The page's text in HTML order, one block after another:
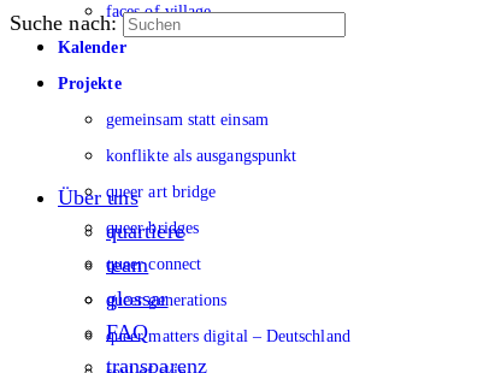
faces of village
Kalender
Projekte
gemeinsam statt einsam
konflikte als ausgangspunkt
queer art bridge
queer bridges
queer connect
queer generations
queer matters digital – Deutschland
Suche nach:
Über uns
quartiere
team
glossar
FAQ
transparenz